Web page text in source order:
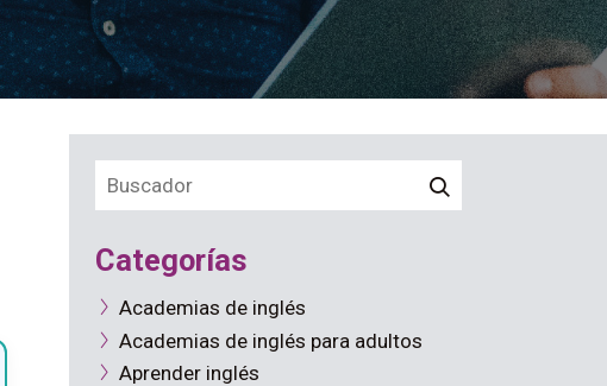
Categorías
Academias de inglés
Academias de inglés para adultos
Aprender inglés